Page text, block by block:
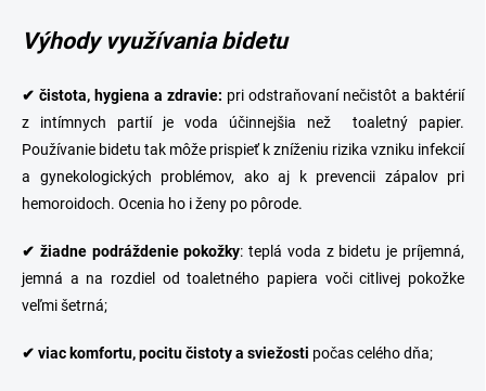
i
s
Výhody využívania bidetu
✔ čistota, hygiena a zdravie: pri odstraňovaní nečistôt a baktérií
z intímnych partií je voda účinnejšia než toaletný papier.
Používanie bidetu tak môže prispieť k zníženiu rizika vzniku infekcií
a gynekologických problémov, ako aj k prevencii zápalov pri
hemoroidoch. Ocenia ho i ženy po pôrode.
✔ žiadne podráždenie pokožky: teplá voda z bidetu je príjemná,
jemná a na rozdiel od toaletného papiera voči citlivej pokožke
veľmi šetrná;
✔ viac komfortu, pocitu čistoty a sviežosti počas celého dňa;